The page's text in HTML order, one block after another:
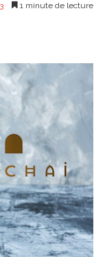
1 minute de lecture